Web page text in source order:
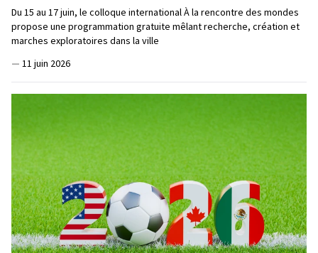
Du 15 au 17 juin, le colloque international À la rencontre des mondes
propose une programmation gratuite mêlant recherche, création et
marches exploratoires dans la ville
— 11 juin 2026